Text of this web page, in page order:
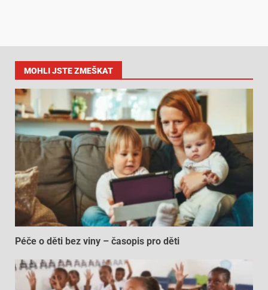
MOHLI JSTE ZMEŠKAT
Péče o děti bez viny – časopis pro děti